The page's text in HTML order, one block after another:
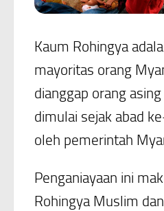
Kaum Rohingya
mayoritas orang
dianggap orang
dimulai sejak abad
oleh pemerintah
Penganiayaan ini
Rohingya Muslim